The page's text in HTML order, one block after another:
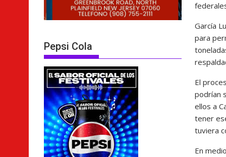
García
para
El
podrían
ellos a
tener
tuviera
En
Pepsi Cola